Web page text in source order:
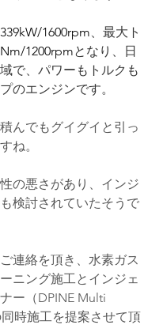
339kW/1600rpm、最大ト
1200rpmとなり、日
で、パワーもトルクも
のエンジンです。
んでもグイグイと引っ
ね。
の悪さがあり、インジ
検討されていたそうで
連絡を頂き、水素ガス
ニング施工とインジェ
ー（DPINE Multi
時施工を提案させて頂